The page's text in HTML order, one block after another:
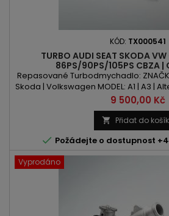
KÓD: TX000541
TURBO AUDI SEAT SKODA VW
86PS/90PS/105PS CBZA |
Repasované Turbodmychadlo:
Skoda | Volkswagen MODEL: A1 | A3 |
| Fabia | Octavia | Rapid | Roomster |
Jetta | Polo | Touran KÓD MOTORU:
1197ccm 1.2 TSI / TFSI VÝKON:
105PS/77kW ROK
Cena
9 500,00 Kč
 Přidat do
 Požádejte o dostupnost
Vyprodáno